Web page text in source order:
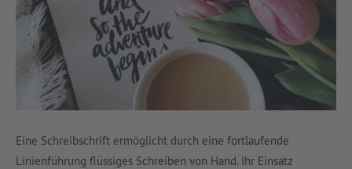
Eine Schreibschrift ermöglicht durch eine fortlaufende
Linienführung flüssiges Schreiben von Hand. Ihr Einsatz